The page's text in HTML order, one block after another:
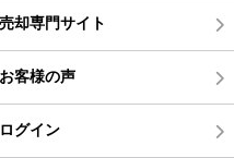
売却専門サイト
お客様の声
ログイン